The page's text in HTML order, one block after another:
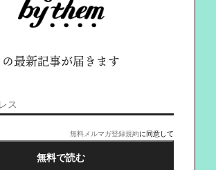
の最新記事が届きます
無料メルマガ登録規約に同意して